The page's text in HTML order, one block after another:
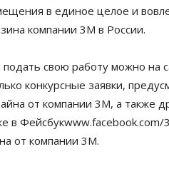
в единое целое и
компании 3М в России.
подать свою работу можно на
конкурсные заявки,
от компании 3M, а также
в Фейсбукwww.facebook.com/
от компании 3M.